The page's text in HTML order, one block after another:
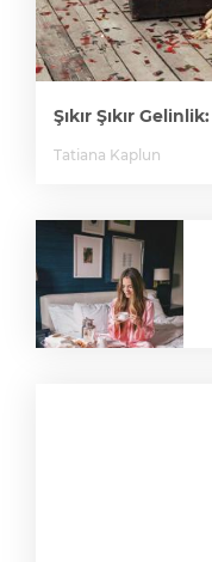
Şıkır Şıkır
Tatiana Kaplun